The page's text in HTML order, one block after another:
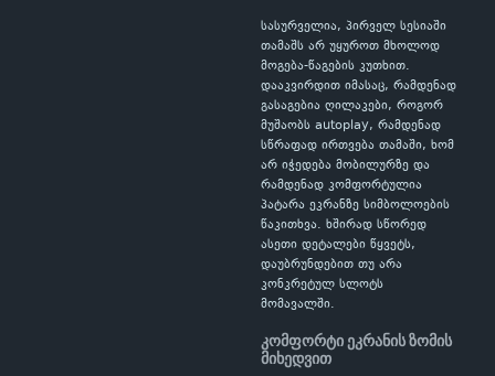
სასურველია, პირველ სესიაში
თამაშს არ უყუროთ მხოლოდ
მოგება-წაგების კუთხით.
დააკვირდით იმასაც, რამდენად
გასაგებია ღილაკები, როგორ
მუშაობს autoplay, რამდენად
სწრაფად ირთვება თამაში, ხომ
არ იჭედება მობილურზე და
რამდენად კომფორტულია
პატარა ეკრანზე სიმბოლოების
წაკითხვა. ხშირად სწორედ
ასეთი დეტალები წყვეტს,
დაუბრუნდებით თუ არა
კონკრეტულ სლოტს
მომავალში.
კომფორტი ეკრანის ზომის
მიხედვით